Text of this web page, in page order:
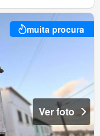
muita procura
Ver foto